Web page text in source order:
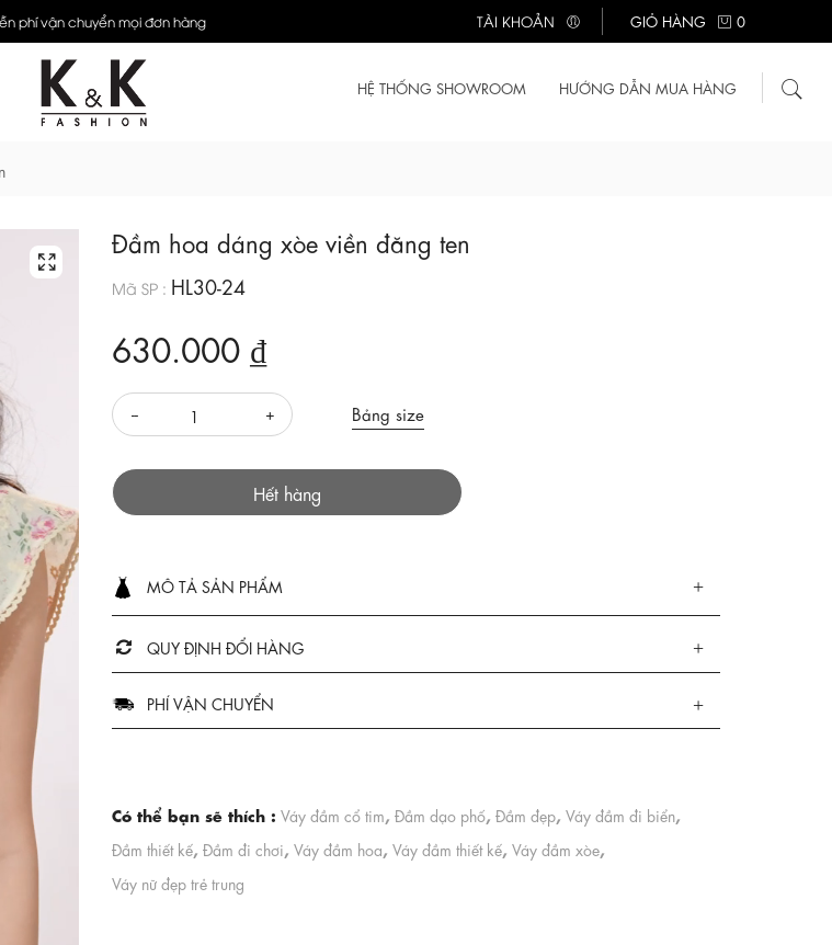
phí vận chuyển mọi đơn hàng TÀI KHOẢN GIỎ HÀNG 0
HỆ THỐNG SHOWROOM HƯỚNG DẪN MUA HÀNG
Đầm hoa dáng xòe viền đăng ten
Mã SP : HL30-24
630.000 ₫
Bảng size
Hết hàng
MÔ TẢ SẢN PHẨM
QUY ĐỊNH ĐỔI HÀNG
PHÍ VẬN CHUYỂN
Có thể bạn sẽ thích : Váy đầm cổ tim, Đầm dạo phố, Đầm đẹp, Váy đầm đi biển,
Đầm thiết kế, Đầm đi chơi, Váy đầm hoa, Váy đầm thiết kế, Váy đầm xòe,
Váy nữ đẹp trẻ trung